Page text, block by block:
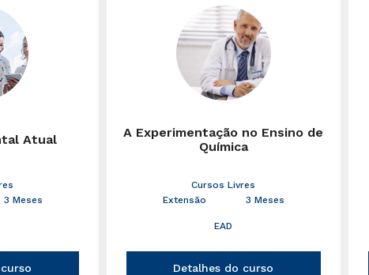
Atual
3 Meses
A Experimentação no Ensino de
Química
Cursos Livres
Extensão
3 Meses
EAD
Detalhes do curso